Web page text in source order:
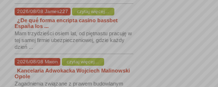
2026/08/08 James227 czytaj więcej...
¿De qué forma encripta casino bassbet
España los ...
Mam trzydzieści osiem lat, od piętnastu pracuję w
tej samej firmie ubezpieczeniowej, gdzie każdy
dzień ...
2026/08/08 Mixon czytaj więcej...
Kancelaria Adwokacka Wojciech Malinowski
Opole
Zagadnienia związane z prawem budowlanym